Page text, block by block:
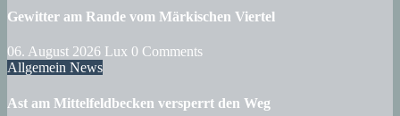
Gewitter am Rande vom Märkischen Viertel
06. August 2026 Lux 0 Comments
Allgemein News
Ast am Mittelfeldbecken versperrt den Weg